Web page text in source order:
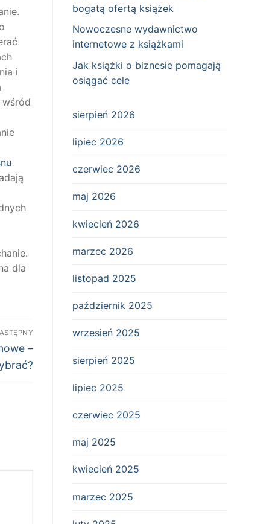
i
dla
–
bogatą ofertą książek
Nowoczesne wydawnictwo
internetowe z książkami
Jak książki o biznesie pomagają
osiągać cele
sierpień 2026
lipiec 2026
czerwiec 2026
maj 2026
kwiecień 2026
marzec 2026
listopad 2025
październik 2025
wrzesień 2025
sierpień 2025
lipiec 2025
czerwiec 2025
maj 2025
kwiecień 2025
marzec 2025